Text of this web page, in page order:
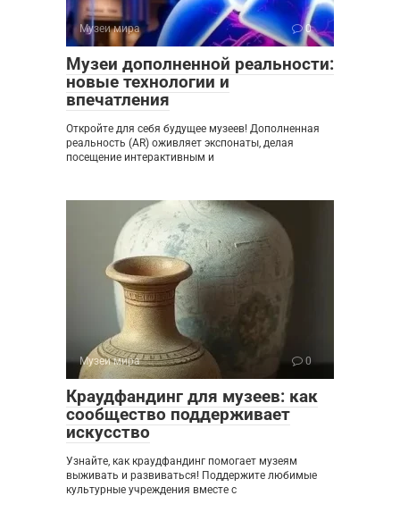
Музеи мира 0
Музеи дополненной реальности:
новые технологии и
впечатления
Откройте для себя будущее музеев! Дополненная
реальность (AR) оживляет экспонаты, делая
посещение интерактивным и
Музеи мира 0
Краудфандинг для музеев: как
сообщество поддерживает
искусство
Узнайте, как краудфандинг помогает музеям
выживать и развиваться! Поддержите любимые
культурные учреждения вместе с